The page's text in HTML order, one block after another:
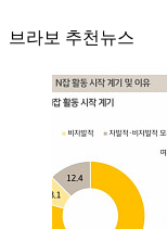
브라보 추천뉴스